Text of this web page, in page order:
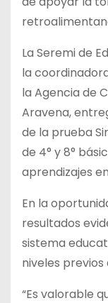
La Seremi de
la
la Agencia de
Aravena,
de la prueba
de 4° y 8°
aprendizajes
En la
resultados
sistema
niveles
“Es valorable